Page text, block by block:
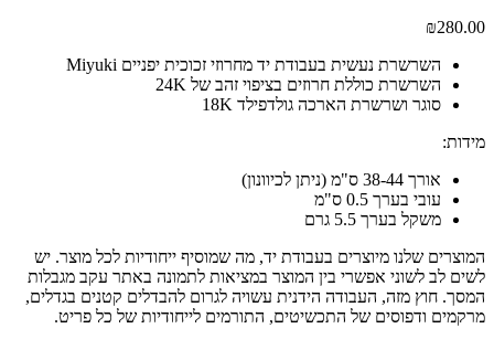
₪280.00
השרשרת נעשית בעבודת יד מחרוזי זכוכית יפניים Miyuki
השרשרת כוללת חרוזים בציפוי זהב של 24K
סוגר ושרשרת הארכה גולדפילד 18K
מידות:
אורך 38-44 ס"מ (ניתן לכיוונון)
עובי בערך 0.5 ס"מ
משקל בערך 5.5 גרם
המוצרים שלנו מיוצרים בעבודת יד, מה שמוסיף ייחודיות לכל מוצר. יש
לשים לב לשוני אפשרי בין המוצר במציאות לתמונה באתר עקב מגבלות
המסך. חוץ מזה, העבודה הידנית עשויה לגרום להבדלים קטנים בגדלים,
מרקמים ודפוסים של התכשיטים, התורמים לייחודיות של כל פריט.